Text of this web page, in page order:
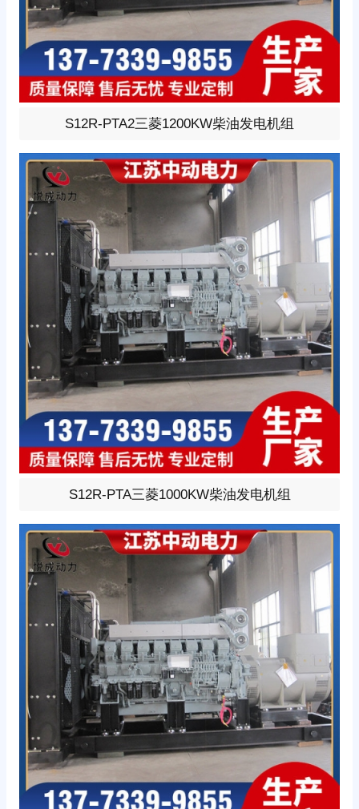
1200KW柴油发电机组，选用三菱型号:S12R-PTA2、柴油
型12缸发动机配套昇丰全铜无刷发电机，全铜发电机质保
两年。标配自启动自保护液晶控制器。
S12R-PTA2三菱1200KW柴油发电机组
1000KW柴油发电机组，选用三菱型号:S12R-PTA、柴油
型12缸发动机配套昇丰全铜无刷发电机，全铜发电机质保
两年。标配自启动自保护液晶控制器。
S12R-PTA三菱1000KW柴油发电机组